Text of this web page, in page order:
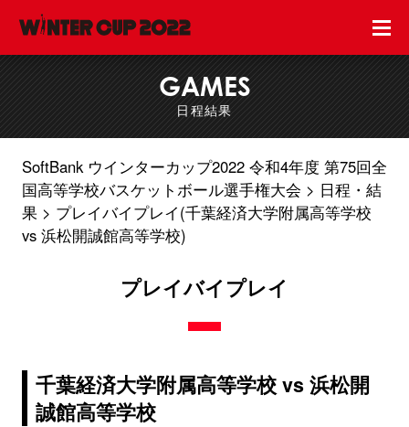
GAMES
日程結果
SoftBank ウインターカップ2022 令和4年度 第75回全
国高等学校バスケットボール選手権大会
日程・結
果
プレイバイプレイ(千葉経済大学附属高等学校
vs 浜松開誠館高等学校)
プレイバイプレイ
千葉経済大学附属高等学校 vs 浜松開
誠館高等学校